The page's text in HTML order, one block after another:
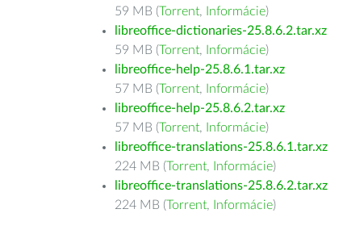
59 MB (Torrent, Informácie)
libreoffice-dictionaries-25.8.6.2.tar.xz
59 MB (Torrent, Informácie)
libreoffice-help-25.8.6.1.tar.xz
57 MB (Torrent, Informácie)
libreoffice-help-25.8.6.2.tar.xz
57 MB (Torrent, Informácie)
libreoffice-translations-25.8.6.1.tar.xz
224 MB (Torrent, Informácie)
libreoffice-translations-25.8.6.2.tar.xz
224 MB (Torrent, Informácie)